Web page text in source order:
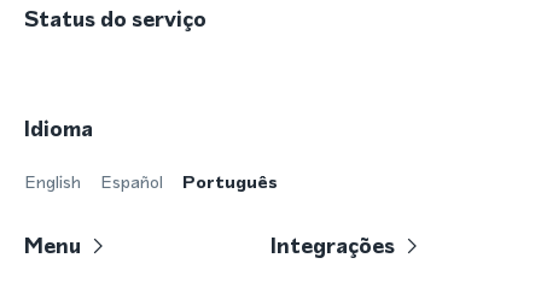
Status do serviço
Idioma
English Español Português
Menu Integrações